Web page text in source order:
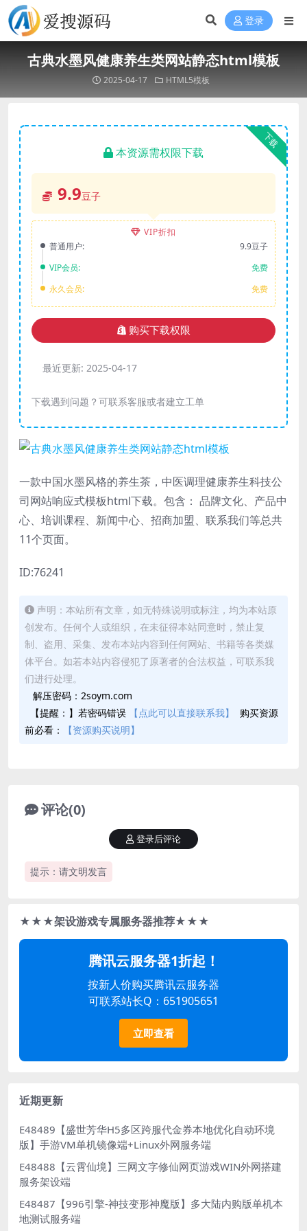
登录
古典水墨风健康养生类网站静态html模板
2025-04-17 HTML5模板
下载
本资源需权限下载
9.9豆子
VIP折扣
普通用户:
9.9豆子
VIP会员:
免费
永久会员:
免费
购买下载权限
最近更新: 2025-04-17
下载遇到问题？可联系客服或者建立工单
一款中国水墨风格的养生茶，中医调理健康养生科技公
司网站响应式模板html下载。包含： 品牌文化、产品中
心、培训课程、新闻中心、招商加盟、联系我们等总共
11个页面。
ID:76241
声明：本站所有文章，如无特殊说明或标注，均为本站原
创发布。任何个人或组织，在未征得本站同意时，禁止复
制、盗用、采集、发布本站内容到任何网站、书籍等各类媒
体平台。如若本站内容侵犯了原著者的合法权益，可联系我
们进行处理。
解压密码：2soym.com
【提醒：】若密码错误
【点此可以直接联系我】
购买资源
前必看：
【资源购买说明】
评论(0)
提示：请文明发言
登录后评论
★★★架设游戏专属服务器推荐★★★
腾讯云服务器1折起！
按新人价购买腾讯云服务器
可联系站长Q：651905651
立即查看
近期更新
E48489【盛世芳华H5多区跨服代金券本地优化自动环境
版】手游VM单机镜像端+Linux外网服务端
E48488【云霄仙境】三网文字修仙网页游戏WIN外网搭建
服务架设端
E48487【996引擎-神技变形神魔版】多大陆内购版单机本
地测试服务端